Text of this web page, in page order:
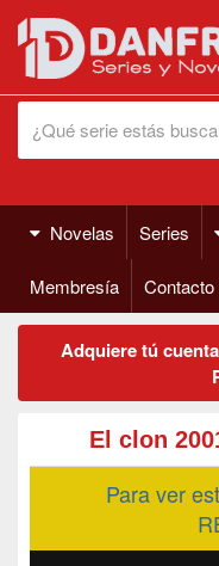
Novelas
Series
Membresía Contacto
Adquiere tú
El clon
Para ver